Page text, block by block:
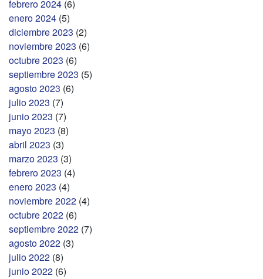
febrero 2024 (6)
enero 2024 (5)
diciembre 2023 (2)
noviembre 2023 (6)
octubre 2023 (6)
septiembre 2023 (5)
agosto 2023 (6)
julio 2023 (7)
junio 2023 (7)
mayo 2023 (8)
abril 2023 (3)
marzo 2023 (3)
febrero 2023 (4)
enero 2023 (4)
noviembre 2022 (4)
octubre 2022 (6)
septiembre 2022 (7)
agosto 2022 (3)
julio 2022 (8)
junio 2022 (6)